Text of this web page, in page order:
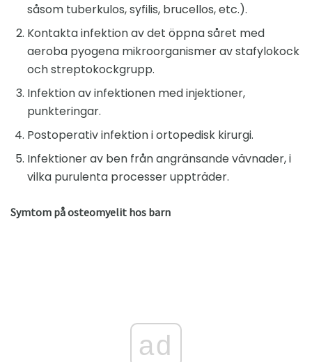
såsom tuberkulos, syfilis, brucellos, etc.).
Kontakta infektion av det öppna såret med
aeroba pyogena mikroorganismer av stafylokock
och streptokockgrupp.
Infektion av infektionen med injektioner,
punkteringar.
Postoperativ infektion i ortopedisk kirurgi.
Infektioner av ben från angränsande vävnader, i
vilka purulenta processer uppträder.
Symtom på osteomyelit hos barn
ad